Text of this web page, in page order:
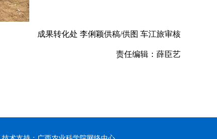
成果转化处 李俐颖供稿/供图 车江旅审核
责任编辑：薛臣艺